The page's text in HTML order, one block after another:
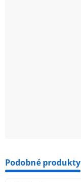
Podobné produkty